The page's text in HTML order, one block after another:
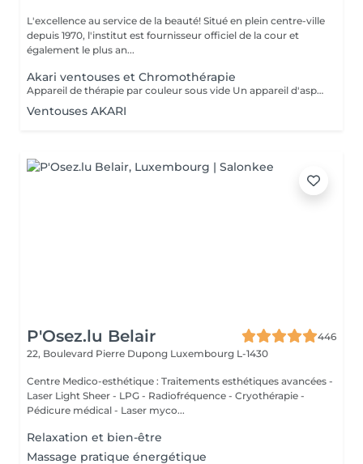
L'excellence au service de la beauté! Situé en plein centre-ville
depuis 1970, l'institut est fournisseur officiel de la cour et
également le plus an...
Akari ventouses et Chromothérapie
Appareil de thérapie par couleur sous vide Un appareil d'aspiration - complété avec 21 couleurs (barre de couleurs Akari). APPLICATIONS En cosmétique, en massage, en physiothérapie et dans le domaine médical. AVANTAGE En raison du vide, de la levée sans pression, la circulation sanguine et la lymphe sont stimulées. Ce vide est constant, finement contrôlé et réglable. Il a un train doux. Cela signifie qu'il peut également être utilisé sur les zones les plus sensibles - cicatrices, contour des yeux, lèvres, zones douloureuses ... APPLICATIONS POSSIBLES EN COSMÉTIQUE, Pour resserrer et affiner le visage (rides autour des yeux et des lèvres), cou et décolleté les bras supérieurs , ventre , hanche , cellulite DANS LE MASSAGE, drainage , réflexologie , tissu conjonctif, le drainage lymphatique , compensation des méridiens , dans les blessures sportives Pour le post-traitement des opérations faciales Possibilité d'utiliser une pyramide de cristal de roche pour faire des stimulations de couleur.
Ventouses AKARI
P'Osez.lu Belair
446
22, Boulevard Pierre Dupong Luxembourg L-1430
Centre Medico-esthétique : Traitements esthétiques avancées -
Laser Light Sheer - LPG - Radiofréquence - Cryothérapie -
Pédicure médical - Laser myco...
Relaxation et bien-être
Massage pratique énergétique